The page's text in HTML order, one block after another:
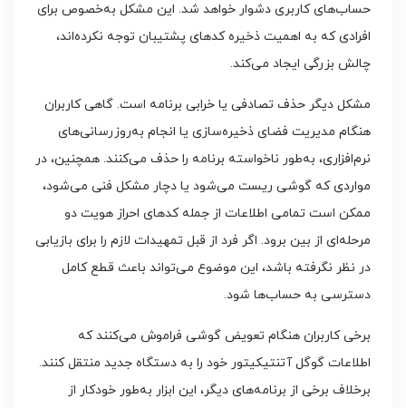
حساب‌های کاربری دشوار خواهد شد. این مشکل به‌خصوص برای
افرادی که به اهمیت ذخیره کدهای پشتیبان توجه نکرده‌اند،
چالش بزرگی ایجاد می‌کند.
مشکل دیگر حذف تصادفی یا خرابی برنامه است. گاهی کاربران
هنگام مدیریت فضای ذخیره‌سازی یا انجام به‌روزرسانی‌های
نرم‌افزاری، به‌طور ناخواسته برنامه را حذف می‌کنند. همچنین، در
مواردی که گوشی ریست می‌شود یا دچار مشکل فنی می‌شود،
ممکن است تمامی اطلاعات از جمله کدهای احراز هویت دو
مرحله‌ای از بین برود. اگر فرد از قبل تمهیدات لازم را برای بازیابی
در نظر نگرفته باشد، این موضوع می‌تواند باعث قطع کامل
دسترسی به حساب‌ها شود.
برخی کاربران هنگام تعویض گوشی فراموش می‌کنند که
اطلاعات گوگل آتنتیکیتور خود را به دستگاه جدید منتقل کنند.
برخلاف برخی از برنامه‌های دیگر، این ابزار به‌طور خودکار از